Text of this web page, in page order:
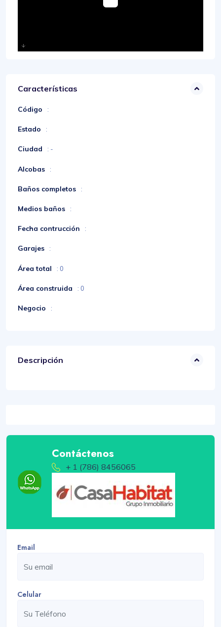
Características
Código :
Estado :
Ciudad : -
Alcobas :
Baños completos :
Medios baños :
Fecha contrucción :
Garajes :
Área total : 0
Área construida : 0
Negocio :
Descripción
Contáctenos
+ 1 (786) 8456065
Email
Celular